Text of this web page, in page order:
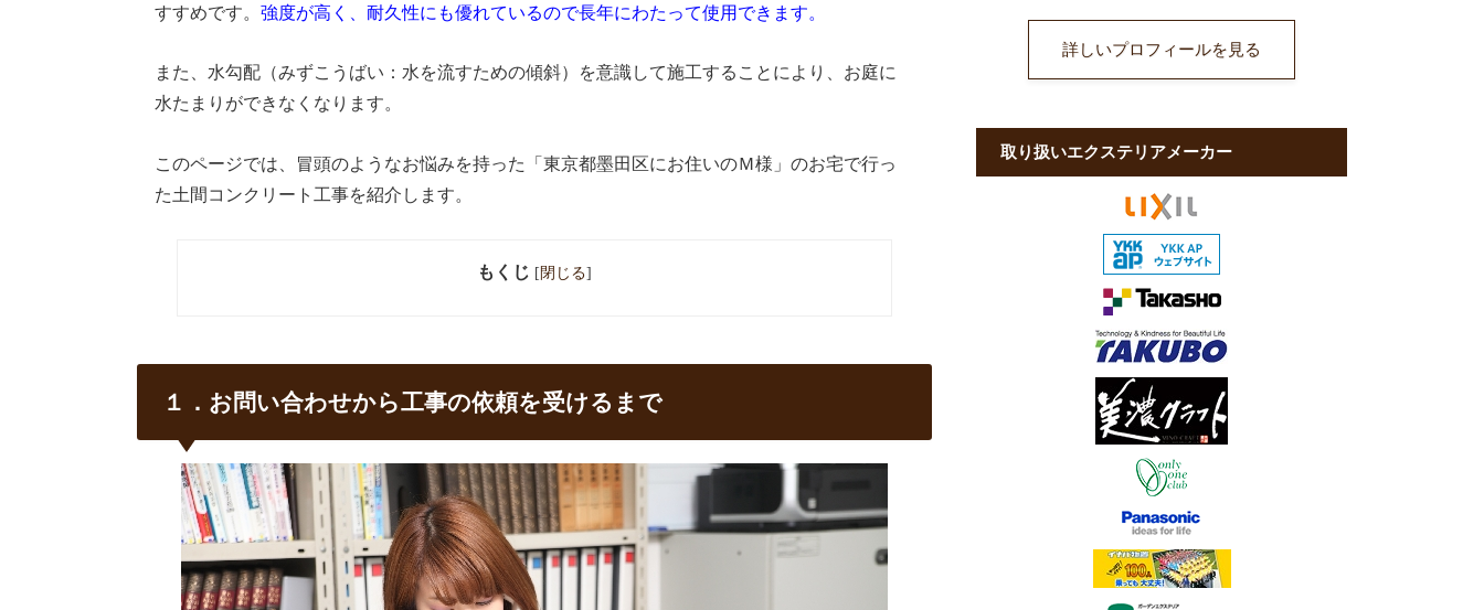
すすめです。強度が高く、耐久性にも優れているので長年にわたって使用できます。
また、水勾配（みずこうばい：水を流すための傾斜）を意識して施工することにより、お庭に
水たまりができなくなります。
このページでは、冒頭のようなお悩みを持った「東京都墨田区にお住いのＭ様」のお宅で行っ
た土間コンクリート工事を紹介します。
もくじ [閉じる]
１．お問い合わせから工事の依頼を受けるまで
詳しいプロフィールを見る
取り扱いエクステリアメーカー